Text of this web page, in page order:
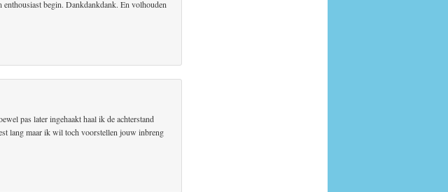
enthousiast begin. Dankdankdank. En volhouden
pas later ingehaakt haal ik de achterstand
lang maar ik wil toch voorstellen jouw inbreng